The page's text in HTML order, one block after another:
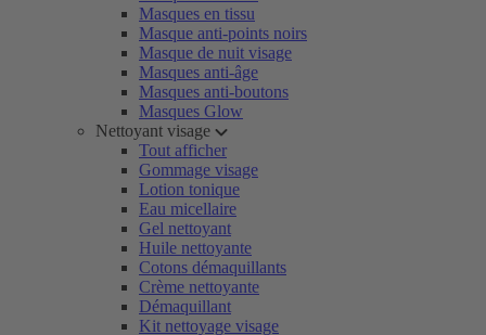
Masques en tissu
Masque anti-points noirs
Masque de nuit visage
Masques anti-âge
Masques anti-boutons
Masques Glow
Nettoyant visage
Tout afficher
Gommage visage
Lotion tonique
Eau micellaire
Gel nettoyant
Huile nettoyante
Cotons démaquillants
Crème nettoyante
Démaquillant
Kit nettoyage visage